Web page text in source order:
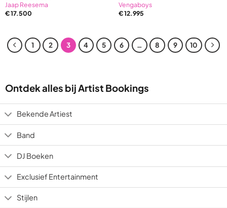
Jaap Reesema
€17.500
Vengaboys
€12.995
1 2 3 4 5 6 … 8 9 10
Ontdek alles bij Artist Bookings
Bekende Artiest
Band
DJ Boeken
Exclusief Entertainment
Stijlen